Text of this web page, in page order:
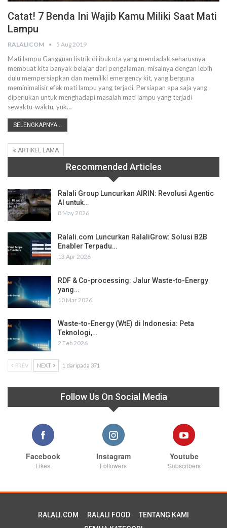
Catat! 7 Benda Ini Wajib Kamu Miliki Saat Mati
Lampu
RALALICOM 5 Aug 2019
Mati lampu Gangguan listrik di ibukota yang mendadak seharusnya
membuat kita banyak belajar dari pengalaman, misalnya dengan lebih
dulu mempersiapkan dan memiliki emergency kit, yang berguna
meminimalisir efek mati lampu yang terjadi. Persiapan apa saja yang
diperlukan untuk menghadapi masalah mati lampu yang terjadi
sewaktu-waktu, yuk…
SELENGKAPNYA...
ARTIKEL LAMA
Recommended Articles
Ralali Group Luncurkan AIRIN: Revolusi Agentic
AI untuk…
8 May 2026
Ralali.com Luncurkan RalaliGrow: Solusi B2B
Enabler Terpadu…
13 Apr 2026
RDF & Co-processing: Jalur Waste-to-Energy
yang…
10 Mar 2026
Waste-to-Energy (WtE) di Indonesia: Peta
Teknologi,…
2 Feb 2026
PREV NEXT 1 daripada 371
Follow Us On Social Media
Facebook
Likes
Instagram
Followers
Youtube
Subscribers
RALALI.COM RALALI FOOD
TENTANG KAMI